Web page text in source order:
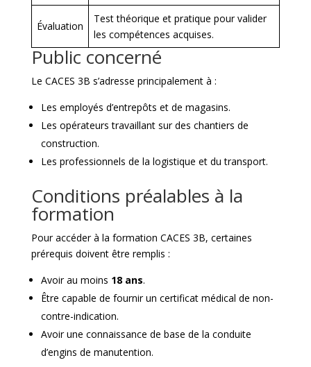
Évaluation
Test théorique et pratique pour valider
les compétences acquises.
Public concerné
Le CACES 3B s’adresse principalement à :
Les employés d’entrepôts et de magasins.
Les opérateurs travaillant sur des chantiers de
construction.
Les professionnels de la logistique et du transport.
Conditions préalables à la
formation
Pour accéder à la formation CACES 3B, certaines
prérequis doivent être remplis :
Avoir au moins 18 ans.
Être capable de fournir un certificat médical de non-
contre-indication.
Avoir une connaissance de base de la conduite
d’engins de manutention.